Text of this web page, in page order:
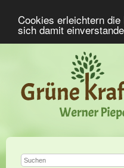
Cookies erleichtern
sich damit